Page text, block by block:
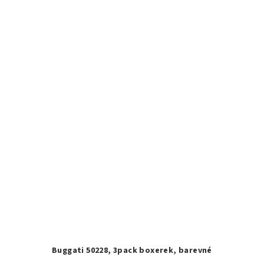
Buggati 50228, 3pack boxerek, barevné